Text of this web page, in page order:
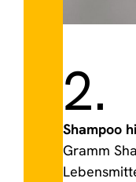
2.
Shampoo
Gramm